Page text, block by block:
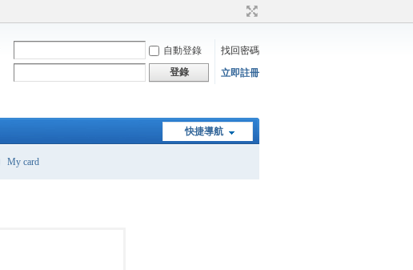
自動登錄
找回密碼
登錄 立即註冊
快捷導航
My card